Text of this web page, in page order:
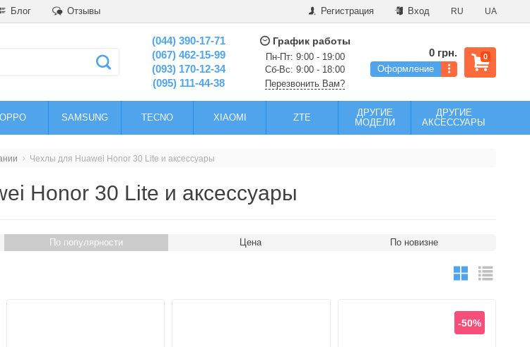
Блог Отзывы Регистрация Вход RU UA
(044) 390-17-71
(067) 462-15-99
(093) 170-12-34
(095) 111-44-38
График работы
Пн-Пт: 9:00 - 19:00
Сб-Вс: 9:00 - 18:00
Перезвонить Вам?
0
0 грн.
Оформление
OPPO SAMSUNG TECNO XIAOMI ZTE
ДРУГИЕ
МОДЕЛИ
ДРУГИЕ
АКСЕССУАРЫ
Чехлы для Huawei Honor 30 Lite и аксессуары
Honor 30 Lite и аксессуары
По популярности Цена По новизне
-50%